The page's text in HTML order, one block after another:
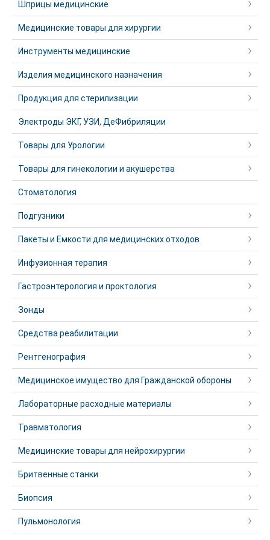
Шприцы медицинские
Медицинские товары для хирургии
Инструменты медицинские
Изделия медицинского назначения
Продукция для стерилизации
Электроды ЭКГ, УЗИ, ДеФибриляции
Товары для Урологии
Товары для гинекологии и акушерства
Стоматология
Подгузники
Пакеты и Емкости для медицинских отходов
Инфузионная терапия
Гастроэнтерология и проктология
Зонды
Средства реабилитации
Рентгенография
Медицинское имущество для Гражданской обороны
Лабораторные расходные материалы
Травматология
Медицинские товары для нейрохирургии
Бритвенные станки
Биопсия
Пульмонология